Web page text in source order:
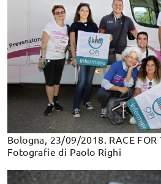
Bologna, 23/09/2018. RACE FOR
Fotografie di Paolo Righi